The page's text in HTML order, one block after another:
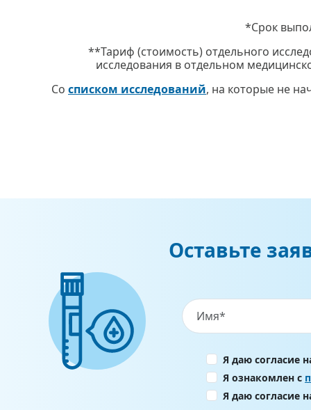
*Срок
**Тариф (стоимость) отдельного
исследования в отдельном
Со списком исследований, на которые не
Оставьте
Я даю согласие
Я ознакомлен с
Я даю согласие